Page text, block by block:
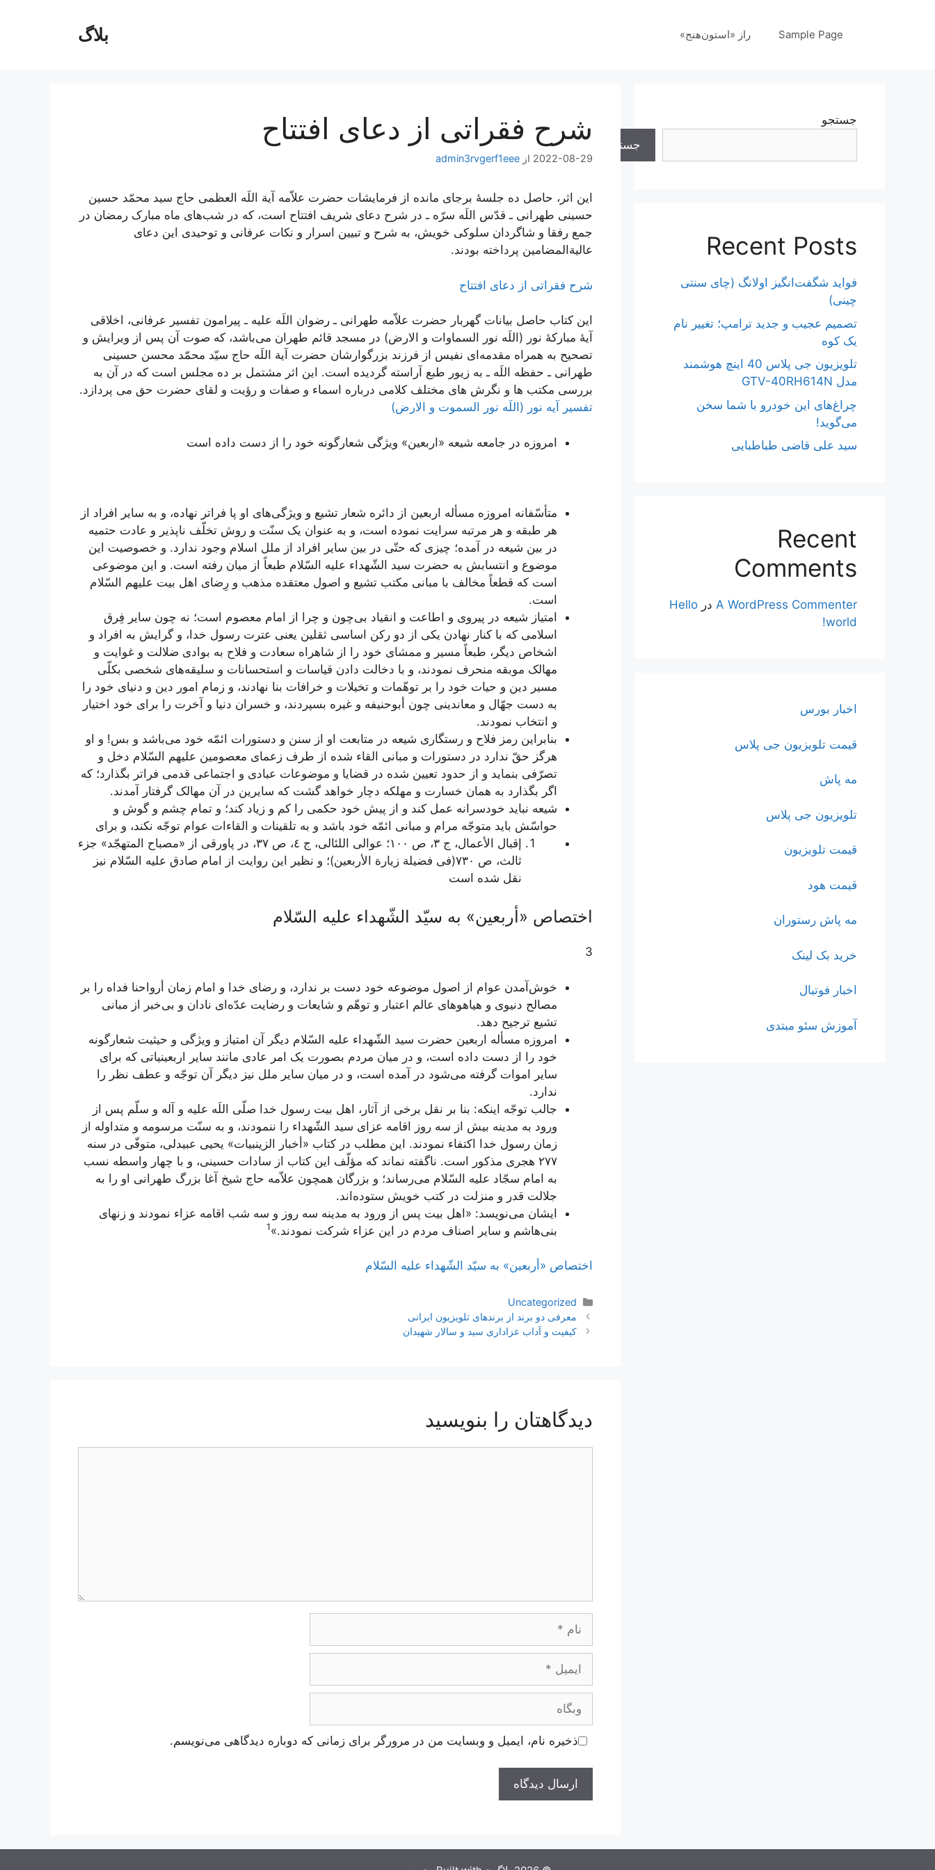
بلاگ Sample Page راز «استون‌هنج»
شرح فقراتی از دعای افتتاح
2022-08-29 از admin3rvgerf1eee
این اثر، حاصل ده جلسۀ برجای مانده از فرمایشات حضرت علاّمه آیة اللَه العظمی حاج سید محمّد حسین
حسینی طهرانی ـ قدّس اللَه سرّه ـ در شرح دعای شریف افتتاح است، که در شب‌های ماه مبارک رمضان در
جمع رفقا و شاگردان سلوکی خویش، به شرح و تبیین اسرار و نکات عرفانی و توحیدی این دعای
عالیة‌المضامین پرداخته بودند.
شرح فقراتی از دعای افتتاح
این کتاب حاصل بیانات گهربار حضرت علاّمه طهرانی ـ رضوان اللَه علیه ـ پیرامون تفسیر عرفانی، اخلاقی
آیۀ مبارکۀ نور (اللَه نور السماوات و الارض) در مسجد قائم طهران می‌باشد، که صوت آن پس از ویرایش و
تصحیح به همراه مقدمه‌ای نفیس از فرزند بزرگوارشان حضرت آیة اللَه حاج سیّد محمّد محسن حسینی
طهرانی ـ حفظه اللَه ـ به زیور طبع آراسته گردیده است. این اثر مشتمل بر ده مجلس است که در آن به
بررسی مکتب ها و نگرش های مختلف کلامی درباره اسماء و صفات و رؤیت و لقای حضرت حق می پردازد.
تفسیر آیه نور (اللَه نور السموت و الارض)
امروزه در جامعه شیعه «اربعین» ویژگی شعارگونه خود را از دست داده است
متأسّفانه امروزه مسأله اربعین از دائره شعار تشیع و ویژگی‌های او پا فراتر نهاده، و به سایر افراد از
هر طبقه و هر مرتبه سرایت نموده است، و به عنوان یک سنّت و روش تخلّف ناپذیر و عادت حتمیه
در بین شیعه در آمده؛ چیزی که حتّی در بین سایر افراد از ملل اسلام وجود ندارد. و خصوصیت این
موضوع و انتسابش به حضرت سید الشّهداء علیه السّلام طبعاً از میان رفته است. و این موضوعی
است که قطعاً مخالف با مبانی مکتب تشیع و اصول معتقده مذهب و رِضای اهل بیت علیهم السّلام
است.
امتیاز شیعه در پیروی و اطاعت و انقیاد بی‌چون و چرا از امام معصوم است؛ نه چون سایر فِرق
اسلامی که با کنار نهادن یکی از دو رکن اساسی ثقلین یعنی عترت رسول خدا، و گرایش به افراد و
اشخاص دیگر، طبعاً مسیر و ممشای خود را از شاهراه سعادت و فلاح به بوادی ضلالت و غوایت و
مهالک موبقه منحرف نمودند، و با دخالت دادن قیاسات و استحسانات و سلیقه‌های شخصی بکلّی
مسیر دین و حیات خود را بر توهّمات و تخیلات و خرافات بنا نهادند، و زمام امور دین و دنیای خود را
به دست جهّال و معاندینی چون أبوحنیفه و غیره بسپردند، و خسران دنیا و آخرت را برای خود اختیار
و انتخاب نمودند.
بنابراین رمز فلاح و رستگاری شیعه در متابعت او از سنن و دستورات ائمّه خود می‌باشد و بس! و او
هرگز حقّ ندارد در دستورات و مبانی القاء شده از طرف زعمای معصومین علیهم‌ السّلام دخل و
تصرّفی بنماید و از حدود تعیین شده در قضایا و موضوعات عبادی و اجتماعی قدمی فراتر بگذارد؛ که
اگر بگذارد به همان خسارت و مهلکه دچار خواهد گشت که سایرین در آن مهالک گرفتار آمدند.
شیعه نباید خودسرانه عمل کند و از پیش خود حکمی را کم و زیاد کند؛ و تمام چشم و گوش و
حواسّش باید متوجّه مرام و مبانی ائمّه خود باشد و به تلقینات و القاءات عوام توجّه نکند، و برای
إقبال الأعمال، ج ٣، ص ١٠٠؛ عوالی اللئالی، ج ٤‌، ص ٣٧، در پاورقی از «مصباح المتهجّد» جزء
ثالث، ص ٧٣٠(فی فضیلة زیارة الأربعین)؛ و نظیر این روایت از امام صادق علیه السّلام نیز
نقل شده است
اختصاص «أربعين» به سيّد الشّهداء عليه السّلام
3
خوش‌آمدن عوام از اصول موضوعه خود دست بر ندارد، و رضای خدا و امام زمان أرواحنا فداه را بر
مصالح دنیوی و هیاهوهای عالم اعتبار و توهّم و شایعات و رضایت عدّه‌ای نادان و بی‌خبر از مبانی
تشیع ترجیح دهد.
امروزه مسأله اربعین حضرت سید الشّهداء علیه السّلام دیگر آن امتیاز و ویژگی و حیثیت شعارگونه
خود را از دست داده است، و در میان مردم بصورت یک امر عادی مانند سایر اربعینیاتی که برای
سایر اموات گرفته می‌شود در آمده است، و در میان سایر ملل نیز دیگر آن توجّه و عطف نظر را
ندارد.
جالب توجّه اینکه: بنا بر نقل برخی از آثار، اهل بیت رسول خدا صلّی اللَه علیه و آله و سلّم پس از
ورود به مدینه بیش از سه روز اقامه عزای سید الشّهداء را ننمودند، و به سنّت مرسومه و متداوله از
زمان رسول خدا اکتفاء نمودند. این مطلب در کتاب «أخبار الزینبیات» یحیی عبیدلی،‌ متوفّی در سنه
٢٧٧ هجری مذکور است. ناگفته نماند که مؤلّف این کتاب از سادات حسینی، و با چهار واسطه نسب
به امام سجّاد علیه السّلام می‌رساند؛ و بزرگان همچون علاّمه حاج شیخ آغا بزرگ طهرانی او را به
جلالت قدر و منزلت در کتب خویش ستوده‌اند.
ایشان می‌نویسد: «اهل بیت پس از ورود به مدینه سه روز و سه شب اقامه عزاء نمودند و زنهای
بنی‌هاشم و سایر اصناف مردم در این عزاء شرکت نمودند.»1
اختصاص «أربعين» به سيّد الشّهداء عليه السّلام
دسته‌ها
Uncategorized
ناوبری
نوشته‌ها
معرفی دو برند از برندهای تلویزیون ایرانی
کیفیت و آداب عزاداری سید و سالار شهیدان
دیدگاهتان را بنویسید
ایمیل
وبگاه
ذخیره نام، ایمیل و وبسایت من در مرورگر برای زمانی که دوباره دیدگاهی می‌نویسم.
جستجو
جستجو
Recent Posts
فواید شگفت‌انگیز اولانگ (چای سنتی
چینی)
تصمیم عجیب و جدید ترامپ؛ تغییر نام
یک کوه
تلویزیون جی پلاس 40 اینچ هوشمند
مدل GTV-40RH614N
چراغ‌های این خودرو با شما سخن
می‌گوید!
سید علی قاضی طباطبایی
Recent
Comments
A WordPress Commenter در Hello
world!
اخبار بورس
قیمت تلویزیون جی پلاس
مه پاش
تلویزیون جی پلاس
قیمت تلویزیون
قیمت هود
مه پاش رستوران
خرید بک لینک
اخبار فوتبال
آموزش سئو مبتدی